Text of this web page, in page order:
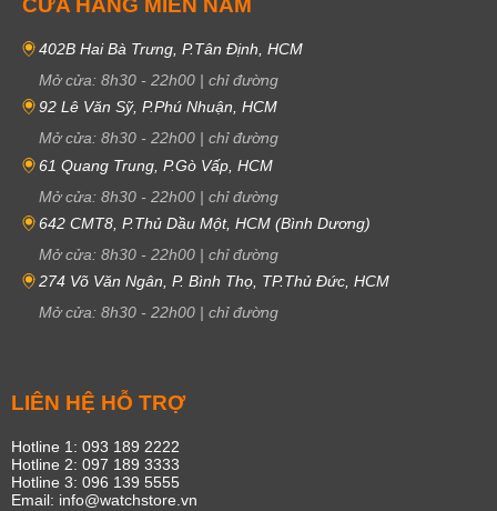
CỬA HÀNG MIỀN NAM
402B Hai Bà Trưng, P.Tân Định, HCM
Mở cửa: 8h30 - 22h00 | chỉ đường
92 Lê Văn Sỹ, P.Phú Nhuận, HCM
Mở cửa: 8h30 - 22h00 | chỉ đường
61 Quang Trung, P.Gò Vấp, HCM
Mở cửa: 8h30 - 22h00 | chỉ đường
642 CMT8, P.Thủ Dầu Một, HCM (Bình Dương)
Mở cửa: 8h30 - 22h00 | chỉ đường
274 Võ Văn Ngân, P. Bình Thọ, TP.Thủ Đức, HCM
Mở cửa: 8h30 - 22h00 | chỉ đường
LIÊN HỆ HỖ TRỢ
Hotline 1: 093 189 2222
Hotline 2: 097 189 3333
Hotline 3: 096 139 5555
Email: info@watchstore.vn